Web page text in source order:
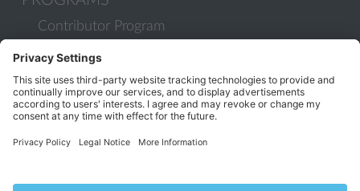
Contributor Program
Partner Program
COMMUNITY